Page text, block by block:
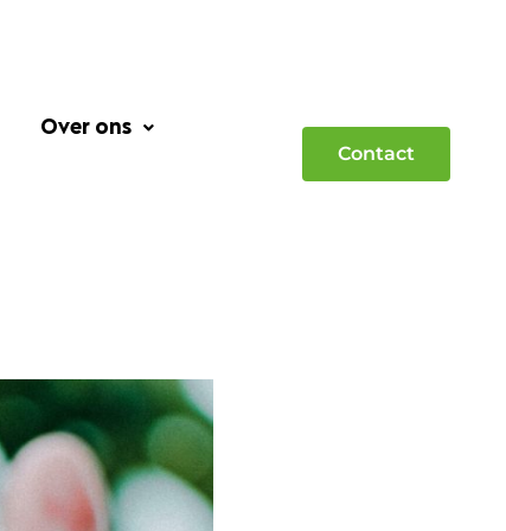
Over ons
Contact